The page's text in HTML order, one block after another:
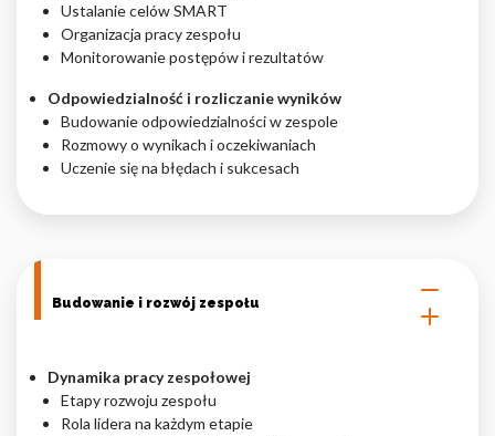
Ustalanie celów SMART
Organizacja pracy zespołu
Monitorowanie postępów i rezultatów
Odpowiedzialność i rozliczanie wyników
Budowanie odpowiedzialności w zespole
Rozmowy o wynikach i oczekiwaniach
Uczenie się na błędach i sukcesach
Budowanie i rozwój zespołu
Dynamika pracy zespołowej
Etapy rozwoju zespołu
Rola lidera na każdym etapie